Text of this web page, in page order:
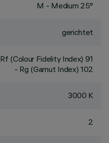
M - Medium 25°
gerichtet
Rf (Colour Fidelity Index) 91
- Rg (Gamut Index) 102
3000 K
2